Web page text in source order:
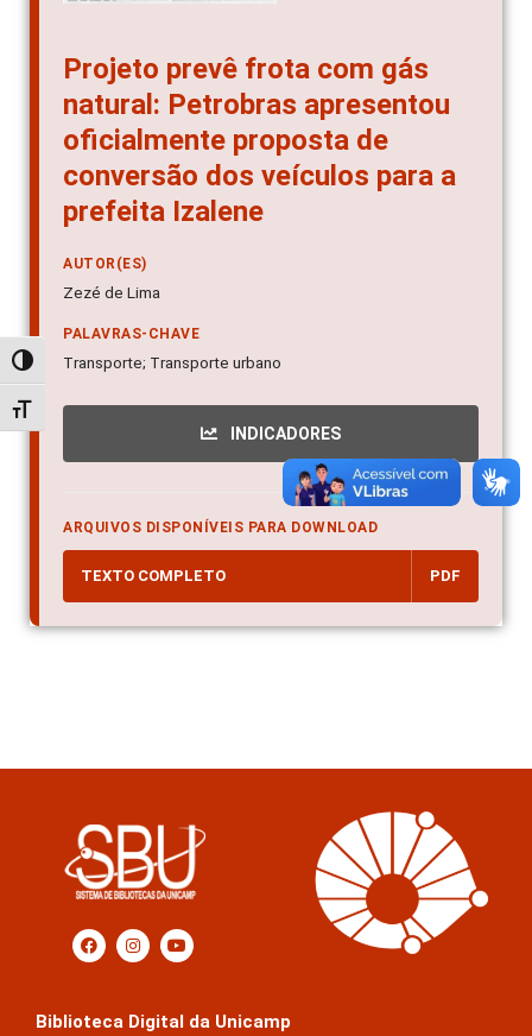
Alternar alto contraste
Alternar tamanho da fonte
Projeto prevê frota com gás
natural: Petrobras apresentou
oficialmente proposta de
conversão dos veículos para a
prefeita Izalene
AUTOR(ES)
Zezé de Lima
PALAVRAS-CHAVE
Transporte; Transporte urbano
INDICADORES
ARQUIVOS DISPONÍVEIS PARA DOWNLOAD
TEXTO COMPLETO PDF
Biblioteca Digital da Unicamp